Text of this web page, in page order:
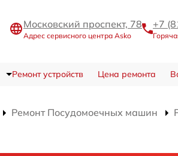
Московский проспект, 78
Адрес сервисного центра Asko
+7
Ремонт устройств Цена ремонта
Ремонт Посудомоечных машин